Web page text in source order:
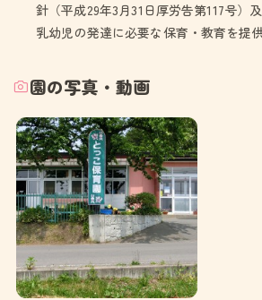
針（平成29年3月31日厚労告第117号）
乳幼児の発達に必要な保育・教育を提供
園の写真・動画